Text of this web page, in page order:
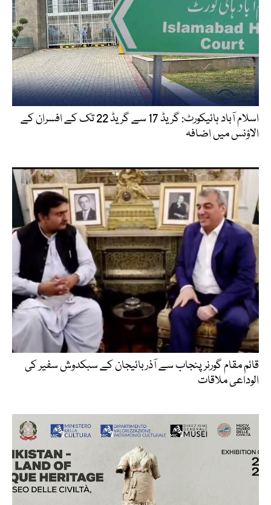
اسلام آباد ہائیکورٹ: گریڈ 17 سے گریڈ 22 تک کے افسران کے
الاؤنس میں اضافہ
قائم مقام گورنر پنجاب سے آذربائیجان کے سبکدوش سفیر کی
الوداعی ملاقات